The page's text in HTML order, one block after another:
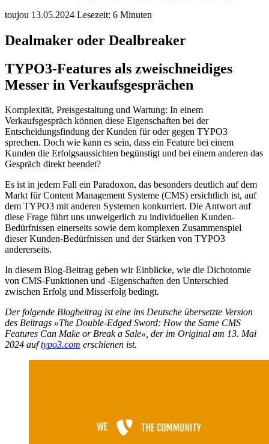
toujou 13.05.2024 Lesezeit:
Dealmaker oder Dealbreaker
TYPO3-Features als zweischneidiges
Messer in Verkaufsgesprächen
Komplexität, Preisgestaltung und Wartung: In einem
Verkaufsgespräch können diese Eigenschaften bei der
Entscheidungsfindung der Kunden für oder gegen TYPO3
sprechen. Doch wie kann es sein, dass ein Feature bei einem
Kunden die Erfolgsaussichten begünstigt und bei einem anderen das
Gespräch direkt beendet?
Es ist in jedem Fall ein Paradoxon, das besonders deutlich auf dem
Markt für Content Management Systeme (CMS) ersichtlich ist, auf
dem TYPO3 mit anderen Systemen konkurriert. Die Antwort auf
diese Frage führt uns unweigerlich zu individuellen Kunden-
Bedürfnissen einerseits sowie dem komplexen Zusammenspiel
dieser Kunden-Bedürfnissen und der Stärken von TYPO3
andererseits.
In diesem Blog-Beitrag geben wir Einblicke, wie die Dichotomie
von CMS-Funktionen und -Eigenschaften den Unterschied
zwischen Erfolg und Misserfolg bedingt.
Der folgende Blogbeitrag ist eine ins Deutsche übersetzte Version
des Beitrags »The Double-Edged Sword: How the Same CMS
Features Can Make or Break a Sale«, der im Original am 13. Mai
2024 auftypo3.com erschienen ist.